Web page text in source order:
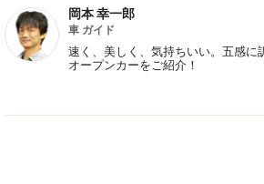
岡本 幸一郎
車 ガイド
速く、美しく、気持ちいい。五感に
オープンカーをご紹介！